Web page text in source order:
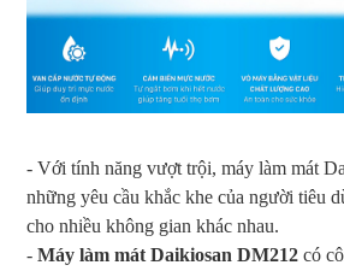
- Với tính năng vượt trội, máy làm mát
những yêu cầu khắc khe của người tiêu
cho nhiều không gian khác nhau.
- Máy làm mát Daikiosan DM212 có